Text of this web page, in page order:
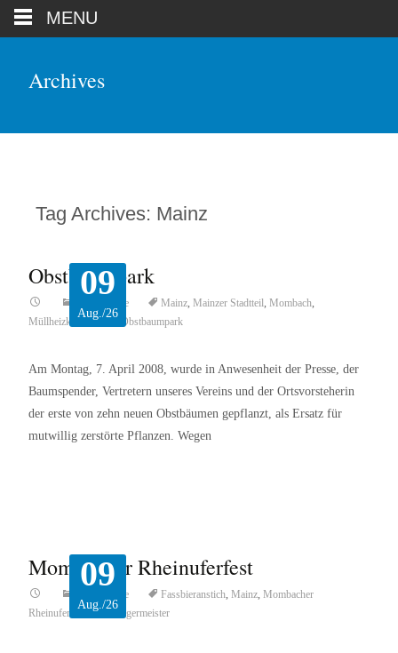
Archives
Tag Archives: Mainz
09
Aug./26
Obstbaumpark
Top-Beiträge Mainz, Mainzer Stadtteil, Mombach,
Müllheizkraftwerkes
Obstbaumpark
Am Montag, 7. April 2008, wurde in Anwesenheit der Presse, der
Baumspender, Vertretern unseres Vereins und der Ortsvorsteherin
der erste von zehn neuen Obstbäumen gepflanzt, als Ersatz für
mutwillig zerstörte Pflanzen. Wegen
09
Aug./26
Mombacher Rheinuferfest
Top-Beiträge Fassbieranstich, Mainz, Mombacher
Rheinuferfest
Oberbürgermeister
MENU